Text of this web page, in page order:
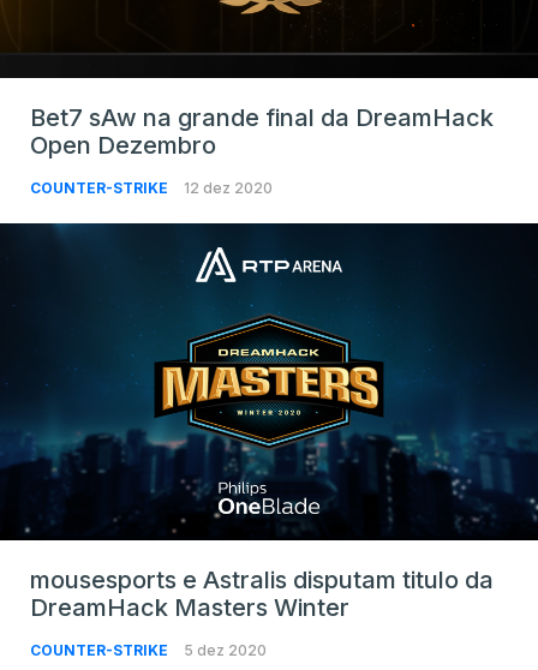
Bet7 sAw na grande final da DreamHack
Open Dezembro
COUNTER-STRIKE 12 dez 2020
mousesports e Astralis disputam titulo da
DreamHack Masters Winter
COUNTER-STRIKE 5 dez 2020